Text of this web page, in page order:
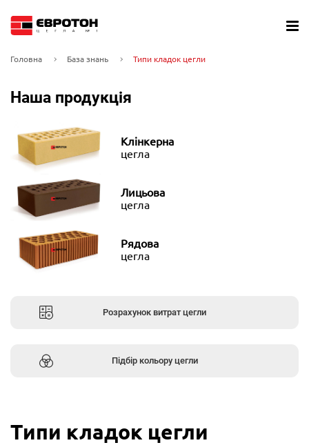
Головна База знань Типи кладок цегли
Типи кладок цегли
Наша продукція
Клінкерна
цегла
Лицьова
цегла
Рядова
цегла
Розрахунок витрат цегли
Підбір кольору цегли